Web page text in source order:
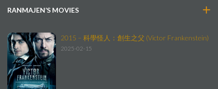
RANMAJEN’S MOVIES
2015 – 科學怪人：創生之父 (Victor Frankenstein)
2025-02-15